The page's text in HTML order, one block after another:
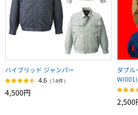
ハイブリッド ジャンパー
4.6 （14件）
4,500円
ダブル
WI001)
2,500